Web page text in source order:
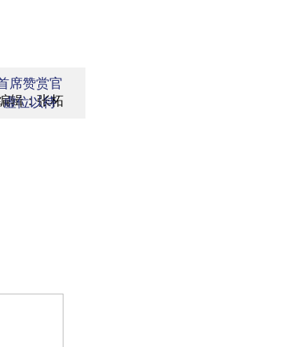
辑：张柘
席赞赏官
虚位以待